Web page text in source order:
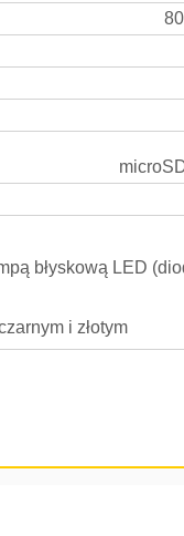
błyskową LED
i złotym